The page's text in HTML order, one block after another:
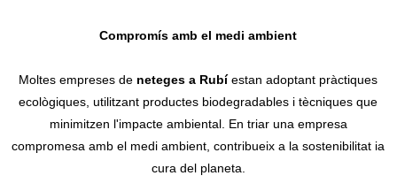
Compromís amb el medi ambient
Moltes empreses de neteges a Rubíestan adoptant pràctiques
ecològiques, utilitzant productes biodegradables i tècniques que
minimitzen l'impacte ambiental. En triar una empresa
compromesa amb el medi ambient, contribueix a la sostenibilitat ia
cura del planeta.